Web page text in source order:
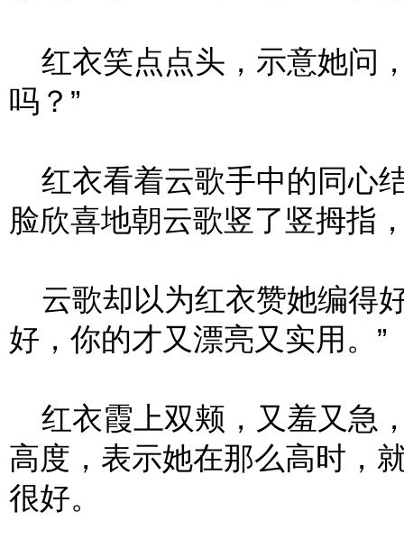
红衣笑点点头，示意她问
吗？”
红衣看着云歌手中的同心
脸欣喜地朝云歌竖了竖拇指
云歌却以为红衣赞她编得
好，你的才又漂亮又实用。”
红衣霞上双颊，又羞又急
高度，表示她在那么高时，
很好。